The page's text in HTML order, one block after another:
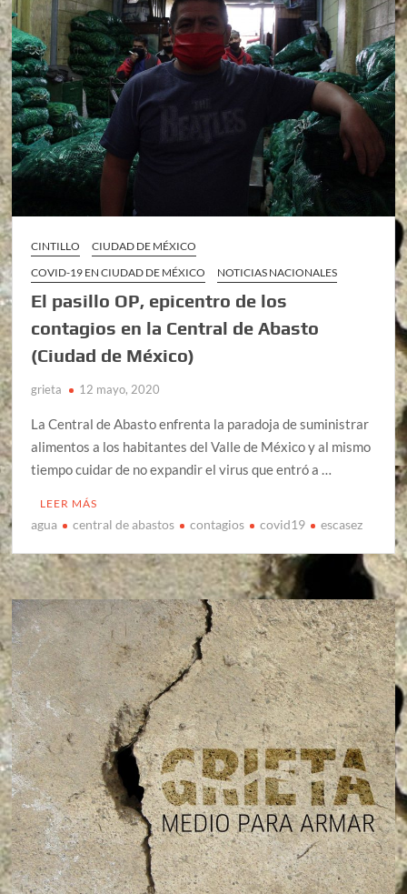
CINTILLO
CIUDAD DE MÉXICO
COVID-19 EN CIUDAD DE MÉXICO
NOTICIAS NACIONALES
El pasillo OP, epicentro de los
contagios en la Central de Abasto
(Ciudad de México)
grieta 12 mayo, 2020
La Central de Abasto enfrenta la paradoja de suministrar
alimentos a los habitantes del Valle de México y al mismo
tiempo cuidar de no expandir el virus que entró a …
LEER MÁS
agua central de abastos contagios covid19 escasez